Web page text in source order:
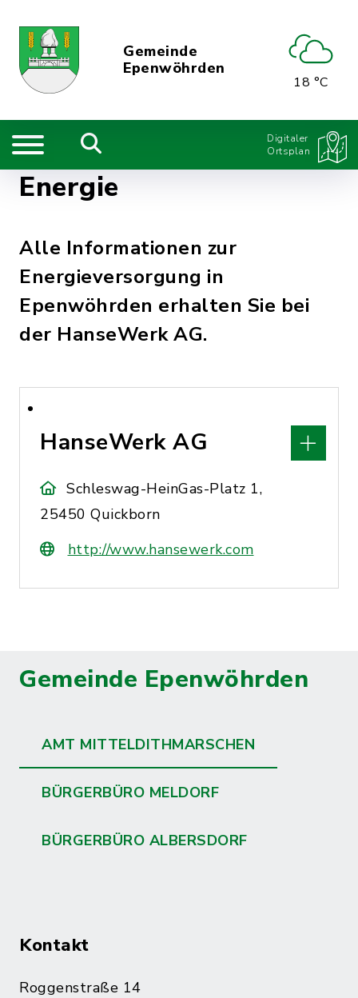
Gemeinde
Epenwöhrden
18 °C
Digitaler
Ortsplan
Energie
Alle Informationen zur
Energieversorgung in
Epenwöhrden erhalten Sie bei
der HanseWerk AG.
HanseWerk AG
Schleswag-HeinGas-Platz 1,
25450 Quickborn
http://www.hansewerk.com
Gemeinde Epenwöhrden
AMT MITTELDITHMARSCHEN
BÜRGERBÜRO MELDORF
BÜRGERBÜRO ALBERSDORF
Kontakt
Roggenstraße 14